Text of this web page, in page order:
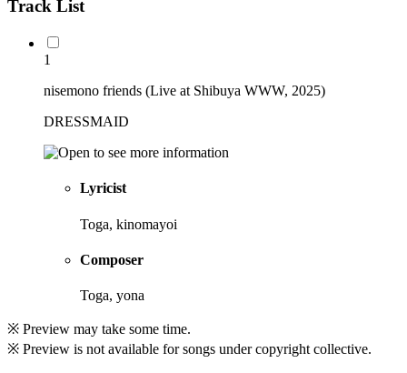
Track List
1
nisemono friends (Live at Shibuya WWW, 2025)
DRESSMAID
Lyricist
Toga, kinomayoi
Composer
Toga, yona
※ Preview may take some time.
※ Preview is not available for songs under copyright collective.